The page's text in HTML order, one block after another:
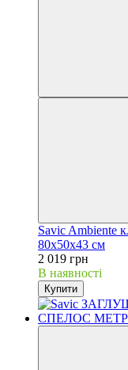
Savic Ambiente
80х50х43 см
2 019 грн
В наявності
Купити